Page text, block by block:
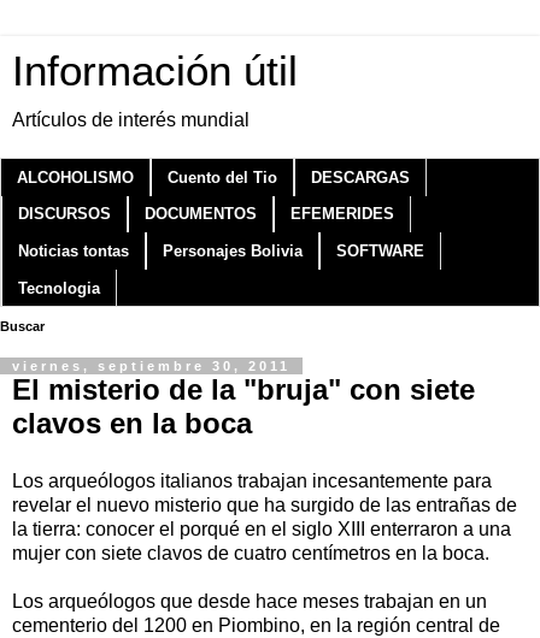
Información útil
Artículos de interés mundial
ALCOHOLISMO Cuento del Tio DESCARGAS
DISCURSOS DOCUMENTOS EFEMERIDES
Noticias tontas Personajes Bolivia SOFTWARE
Tecnologia
Buscar
viernes, septiembre 30, 2011
El misterio de la "bruja" con siete
clavos en la boca
Los arqueólogos italianos trabajan incesantemente para
revelar el nuevo misterio que ha surgido de las entrañas de
la tierra: conocer el porqué en el siglo XIII enterraron a una
mujer con siete clavos de cuatro centímetros en la boca.
Los arqueólogos que desde hace meses trabajan en un
cementerio del 1200 en Piombino, en la región central de